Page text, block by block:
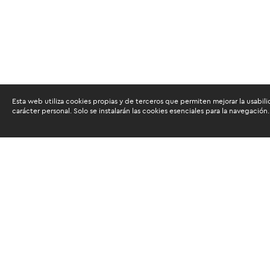
Esta web utiliza cookies propias y de terceros que permiten mejorar la
carácter personal. Solo se instalarán las cookies esenciales para la navegación.